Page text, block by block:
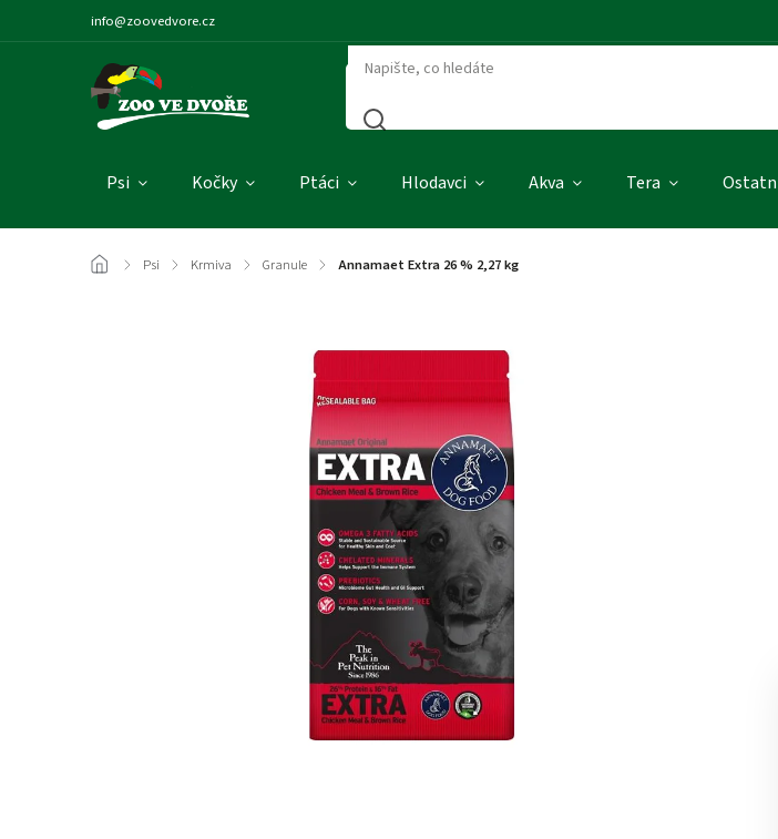
info@zoovedvore.cz
Psi Kočky Ptáci Hlodavci Akva Tera
/ Psi / Krmiva / Granule / Annamaet Extra 26 % 2,27 kg